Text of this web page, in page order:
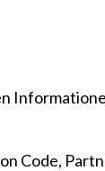
Code,